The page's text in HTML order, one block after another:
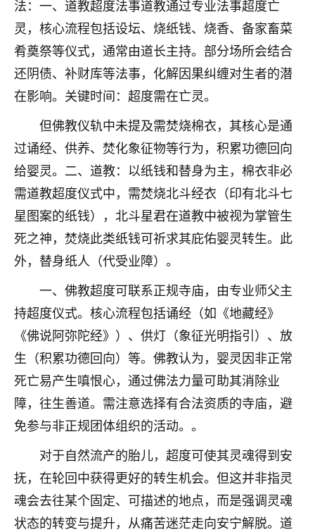
法：一、道教超度法事道教通过专业法事超度亡
灵，核心流程包括设坛、烧纸钱、烧香、备家畜菜
肴奠祭等仪式，通常由道长主持。部分场所会结合
还阴债、补财库等法事，化解因果纠缠对生者的潜
在影响。关键时间：超度需在亡灵。
但佛教仪轨中未提及需焚烧棉衣，其核心是通
过诵经、供养、焚化象征物等行为，积累功德回向
给婴灵。二、道教：以纸钱和替身为主，棉衣非必
需道教超度仪式中，需焚烧北斗经衣（印有北斗七
星图案的纸钱），北斗星君在道教中被视为掌管生
死之神，焚烧此类纸钱可祈求其庇佑婴灵转生。此
外，替身纸人（代受业障）。
一、佛教超度可联系正规寺庙，由专业师父主
持超度仪式。核心流程包括诵经（如《地藏经》
《佛说阿弥陀经》）、供灯（象征光明指引）、放
生（积累功德回向）等。佛教认为，婴灵因非正常
死亡易产生嗔恨心，通过佛法力量可助其消除业
障，往生善道。需注意选择有合法资质的寺庙，避
免参与非正规团体组织的活动。。
对于自然流产的胎儿，超度可使其灵魂得到安
抚，在轮回中获得更好的转生机会。但这并非指灵
魂会去往某个固定、可描述的地点，而是强调灵魂
状态的转变与提升，从痛苦迷茫走向安宁解脱。道
后，我以为都没戏了，结果开年一上班，开会提拔升
职第一个就是我，职务无所谓，主要是底薪加了
3000，非常开心，无论如何，感恩感谢！🙏🏻
鹿森：恭喜升职加薪！！，请客吗？�
12小时前 来自北京
心心相印
我身体不太好，总是病病殃殃的，去检查又没什么大
问题，反正就是不舒服。中医西医看遍了，找不到问
题，后来无意中看到有人推荐慧来老师，跟老师聊过
之后，心情豁然开朗，也听老师建议，处理了一些因
果问题。今年以来，身体比以前好多，主要是心情好
了，老师说境随心转，现在深有体会了。
鹿森 ：是的，其实跟老师聊过之后，最大的感
触，首先就是心态会变好，万般皆是命，半点
不由人！
1天前 来自四川
金白水清
我也想找老师看看，有没有人给个联系方式的啊？
鹿森：慧来老师微信：gjsy0624
1天前 来自江西 12
青春168
我也想要，我也想要！
2天前 来自山西 15